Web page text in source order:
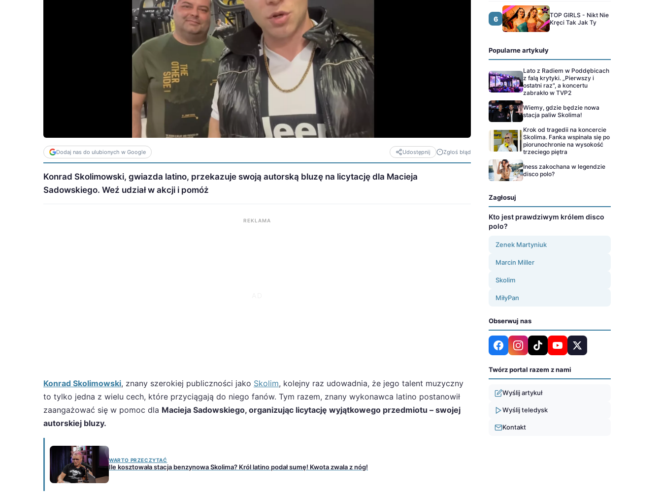
Dodaj nas do ulubionych w Google Udostępnij Zgłoś błąd
Konrad Skolimowski, gwiazda latino, przekazuje swoją autorską bluzę na licytację dla Macieja
Sadowskiego. Weź udział w akcji i pomóż
REKLAMA
Konrad Skolimowski, znany szerokiej publiczności jako Skolim, kolejny raz udowadnia, że jego talent muzyczny
to tylko jedna z wielu cech, które przyciągają do niego fanów. Tym razem, znany wykonawca latino postanowił
zaangażować się w pomoc dla Macieja Sadowskiego, organizując licytację wyjątkowego przedmiotu – swojej
autorskiej bluzy.
WARTO PRZECZYTAĆ
Ile kosztowała stacja benzynowa Skolima? Król latino podał sumę! Kwota zwala z nóg!
6
TOP GIRLS - Nikt Nie
Kręci Tak Jak Ty
Popularne artykuły
Lato z Radiem w Poddębicach
z falą krytyki. „Pierwszy i
ostatni raz", a koncertu
zabrakło w TVP2
Wiemy, gdzie będzie nowa
stacja paliw Skolima!
Krok od tragedii na koncercie
Skolima. Fanka wspinała się po
piorunochronie na wysokość
trzeciego piętra
Iness zakochana w legendzie
disco polo?
Zagłosuj
Kto jest prawdziwym królem disco
polo?
Zenek Martyniuk
Marcin Miller
Skolim
MiłyPan
Obserwuj nas
Twórz portal razem z nami
Wyślij artykuł
Wyślij teledysk
Kontakt